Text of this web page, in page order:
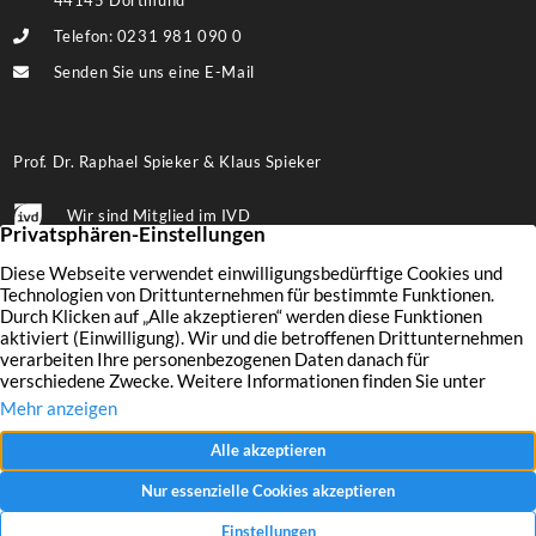
Telefon: 0231 981 090 0
Senden Sie uns eine E-Mail
Prof. Dr. Raphael Spieker & Klaus Spieker
Wir sind Mitglied im IVD
Folgen Sie uns auf Facebook
Immobilien Wertermittlung
Aktuelles
Leistungen
Verkaufen
Unternehmen
Impressum
Vermieten
Referenzen Datenschutz